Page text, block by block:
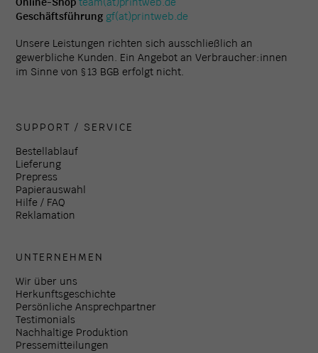
Geschäftsführung gf(at)printweb.de
Unsere Leistungen richten sich ausschließlich an
gewerbliche Kunden. Ein Angebot an Verbraucher:innen
im Sinne von § 13 BGB erfolgt nicht.
SUPPORT / SERVICE
Bestellablauf
Lieferung
Prepress
Papierauswahl
Hilfe / FAQ
Reklamation
UNTERNEHMEN
Wir über uns
Herkunftsgeschichte
Persönliche Ansprechpartner
Testimonials
Nachhaltige Produktion
Pressemitteilungen